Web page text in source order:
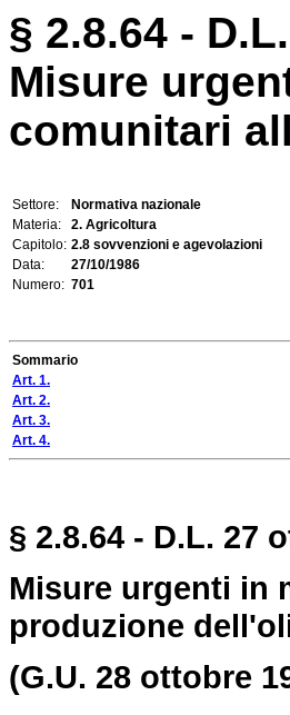
§ 2.8.64 -
Misure
comunitari
Settore:
Normativa nazionale
Materia:
2. Agricoltura
Capitolo: 2.8 sovvenzioni e agevolazioni
Data:
27/10/1986
Numero: 701
Sommario
Art. 1.
Art. 2.
Art. 3.
Art. 4.
§ 2.8.64 - D.L. 27
Misure urgenti in
produzione
(G.U. 28 ottobre